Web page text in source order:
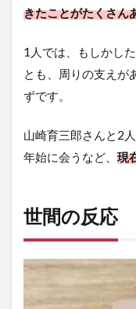
きたことがたくさん
1人では、もしかし
とも、周りの支えが
ずです。
山崎育三郎さんと2
年始に会うなど、 現
世間の反応